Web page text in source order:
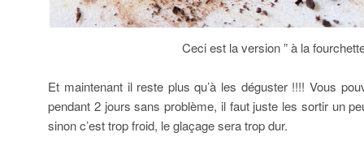
Ceci est la version ” à la
Et maintenant il reste plus qu’à les déguster !!!! Vous
pendant 2 jours sans problème, il faut juste les sortir un
sinon c’est trop froid, le glaçage sera trop dur.